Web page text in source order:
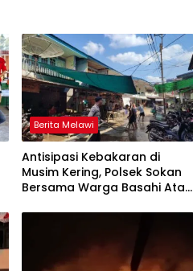
Berita Melawi
Antisipasi Kebakaran di
Musim Kering, Polsek Sokan
Bersama Warga Basahi Atap